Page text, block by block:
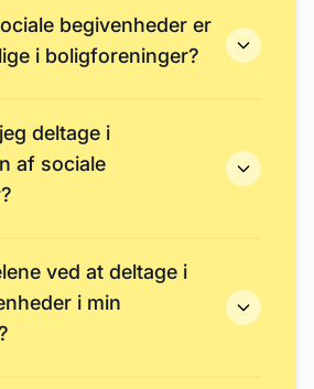
begivenheder er
i boligforeninger?
deltage i
af sociale
ved at deltage i
i min